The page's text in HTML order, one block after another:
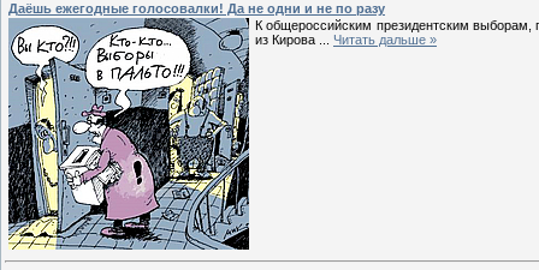
Даёшь ежегодные голосовалки! Да не одни и не по разу
К общероссийским президентским выборам,
из Кирова
Читать дальше »